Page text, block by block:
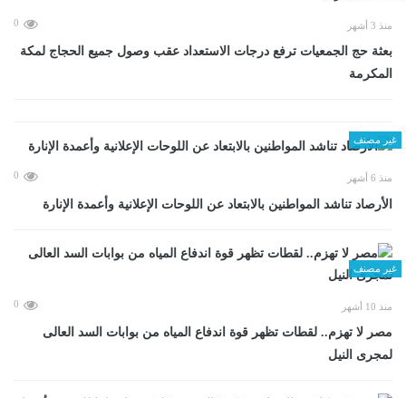
منذ 3 أشهر 0
بعثة حج الجمعيات ترفع درجات الاستعداد عقب وصول جميع الحجاج لمكة
المكرمة
غير مصنف
منذ 6 أشهر 0
الأرصاد تناشد المواطنين بالابتعاد عن اللوحات الإعلانية وأعمدة الإنارة
غير مصنف
منذ 10 أشهر 0
مصر لا تهزم.. لقطات تظهر قوة اندفاع المياه من بوابات السد العالى
لمجرى النيل